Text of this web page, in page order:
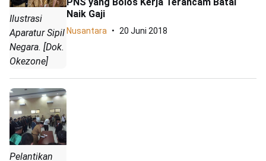
Ilustrasi
Aparatur Sipil
Negara. [Dok.
Okezone]
Naik Gaji
Nusantara 20 Juni 2018
Pelantikan